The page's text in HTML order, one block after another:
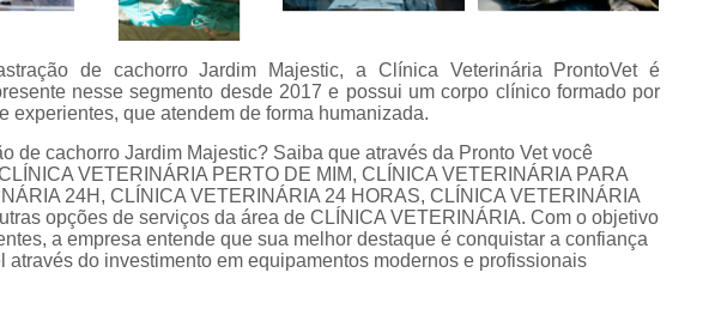
Veterinários
popular
Exame de
Exame de Eletrocardiograma
Exame de
Exame de Raio X do Tórax para
Exame de Raio X para Cachorro
Exame de Ultrassom Abdominal Cão
Exame de Ultrassom
de cachorro Jardim Majestic, a Clínica Veterinária ProntoVet é
nesse segmento desde 2017 e possui um corpo clínico formado por
experientes, que atendem de forma humanizada.
de cachorro Jardim Majestic? Saiba que através da Pronto Vet você
VETERINÁRIA PERTO DE MIM, CLÍNICA VETERINÁRIA PARA
24H, CLÍNICA VETERINÁRIA 24 HORAS, CLÍNICA VETERINÁRIA
opções de serviços da área de CLÍNICA VETERINÁRIA. Com o objetivo
a empresa entende que sua melhor destaque é conquistar a confiança
através do investimento em equipamentos modernos e profissionais